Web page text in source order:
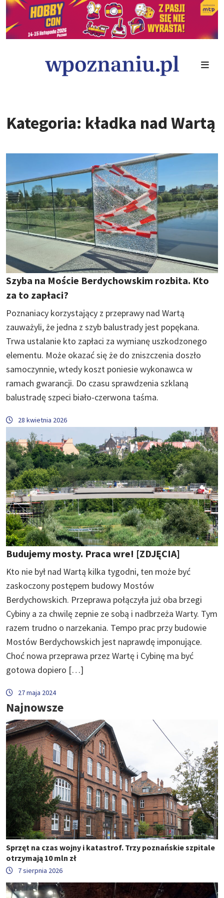
Kategoria: kładka nad Wartą
Szyba na Moście Berdychowskim rozbita. Kto
za to zapłaci?
Poznaniacy korzystający z przeprawy nad Wartą
zauważyli, że jedna z szyb balustrady jest popękana.
Trwa ustalanie kto zapłaci za wymianę uszkodzonego
elementu. Może okazać się że do zniszczenia doszło
samoczynnie, wtedy koszt poniesie wykonawca w
ramach gwarancji. Do czasu sprawdzenia szklaną
balustradę szpeci biało-czerwona taśma.
28 kwietnia 2026
Budujemy mosty. Praca wre! [ZDJĘCIA]
Kto nie był nad Wartą kilka tygodni, ten może być
zaskoczony postępem budowy Mostów
Berdychowskich. Przeprawa połączyła już oba brzegi
Cybiny a za chwilę zepnie ze sobą i nadbrzeża Warty. Tym
razem trudno o narzekania. Tempo prac przy budowie
Mostów Berdychowskich jest naprawdę imponujące.
Choć nowa przeprawa przez Wartę i Cybinę ma być
gotowa dopiero […]
27 maja 2024
Najnowsze
Sprzęt na czas wojny i katastrof. Trzy poznańskie szpitale
otrzymają 10 mln zł
7 sierpnia 2026